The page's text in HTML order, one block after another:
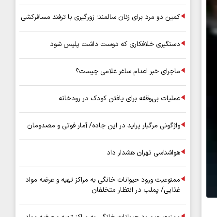
کمین دو مرد برای زنان سالمند؛ زورگیری با ترفند مسافرکشی
دستگیری خلافکاری که دوست داشت پلیس شود
ماجرای خبر اعدام ساغر غلامی چیست؟
عملیات بی‌وقفه برای یافتن کودک در رودخانه
واژگونی مرگبار پراید در این جاده/ آمار فوتی و مصدومان
هواشناسی تهران هشدار داد
ممنوعیت ورود حیوانات خانگی به مراکز تهیه و عرضه مواد
غذایی/ پملب در انتظار متخلفان